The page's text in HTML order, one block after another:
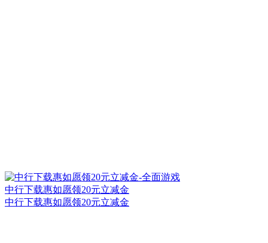
中行下载惠如愿领20元立减金
中行下载惠如愿领20元立减金